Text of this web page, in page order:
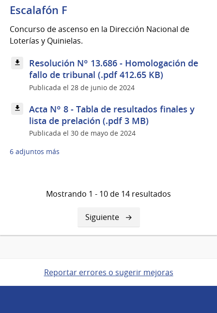
Escalafón F
Concurso de ascenso en la Dirección Nacional de
Loterías y Quinielas.
Resolución Nº 13.686 - Homologación de
fallo de tribunal (.pdf 412.65 KB)
Publicada el 28 de junio de 2024
Acta Nº 8 - Tabla de resultados finales y
lista de prelación (.pdf 3 MB)
Publicada el 30 de mayo de 2024
6 adjuntos más
Mostrando 1 - 10 de 14 resultados
Siguiente
página
Siguiente
Reportar errores o sugerir mejoras